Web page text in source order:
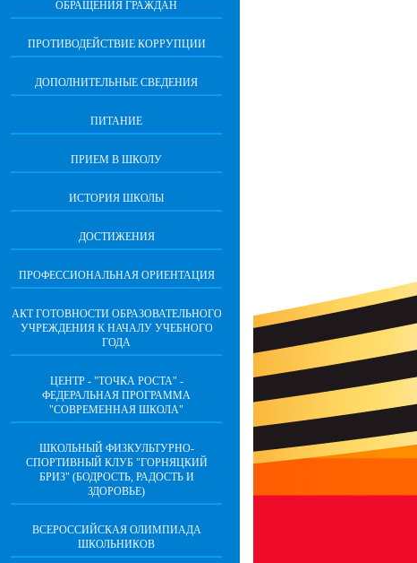
ОБРАЩЕНИЯ ГРАЖДАН
ПРОТИВОДЕЙСТВИЕ КОРРУПЦИИ
ДОПОЛНИТЕЛЬНЫЕ СВЕДЕНИЯ
ПИТАНИЕ
ПРИЕМ В ШКОЛУ
ИСТОРИЯ ШКОЛЫ
ДОСТИЖЕНИЯ
ПРОФЕССИОНАЛЬНАЯ ОРИЕНТАЦИЯ
АКТ ГОТОВНОСТИ ОБРАЗОВАТЕЛЬНОГО
УЧРЕЖДЕНИЯ К НАЧАЛУ УЧЕБНОГО
ГОДА
ЦЕНТР - "ТОЧКА РОСТА" -
ФЕДЕРАЛЬНАЯ ПРОГРАММА
"СОВРЕМЕННАЯ ШКОЛА"
ШКОЛЬНЫЙ ФИЗКУЛЬТУРНО-
СПОРТИВНЫЙ КЛУБ "ГОРНЯЦКИЙ
БРИЗ" (БОДРОСТЬ, РАДОСТЬ И
ЗДОРОВЬЕ)
ВСЕРОССИЙСКАЯ ОЛИМПИАДА
ШКОЛЬНИКОВ